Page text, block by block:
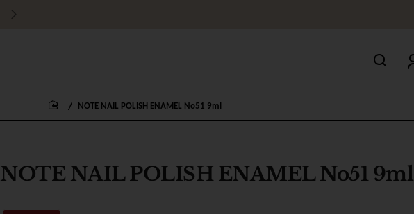
NOTE NAIL POLISH ENAMEL No51 9ml
NOTE NAIL POLISH ENAMEL No51 9ml